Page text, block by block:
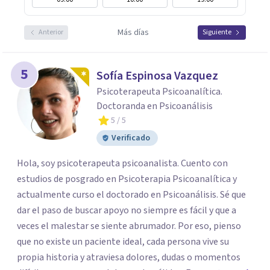
Anterior Más días Siguiente
5 Sofía Espinosa Vazquez
Psicoterapeuta Psicoanalítica.
Doctoranda en Psicoanálisis
5 / 5
Verificado
Hola, soy psicoterapeuta psicoanalista. Cuento con
estudios de posgrado en Psicoterapia Psicoanalítica y
actualmente curso el doctorado en Psicoanálisis. Sé que
dar el paso de buscar apoyo no siempre es fácil y que a
veces el malestar se siente abrumador. Por eso, pienso
que no existe un paciente ideal, cada persona vive su
propia historia y atraviesa dolores, dudas o momentos